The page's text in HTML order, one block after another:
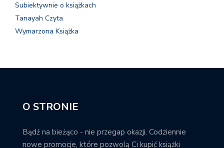
Subiektywnie o książkach
Tanayah Czyta
Wymarzona Książka
O STRONIE
Bądź na bieżąco - nie przegap okazji. Codziennie
nowe promocje, które pozwolą Ci kupić książki